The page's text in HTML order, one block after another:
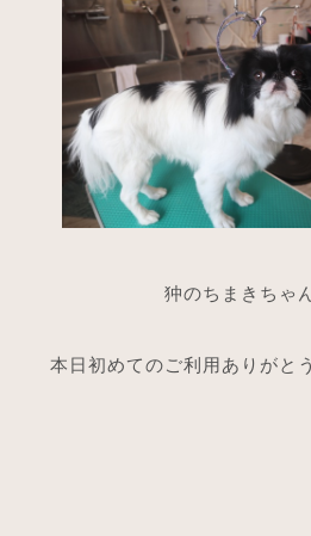
狆のちまきちゃ
本日初めてのご利用ありがと